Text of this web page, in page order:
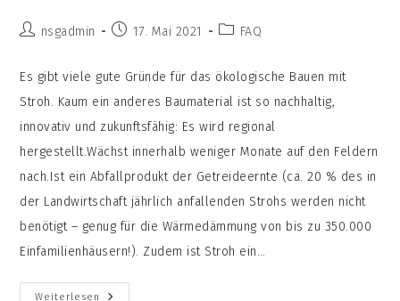
Menschen
Schaffen,
Näher
Beschreiben?
Beitrags-
nsgadmin
Beitrag17. Mai 2021
Beitrags-
FAQ
Es gibt viele gute Gründe für das ökologische Bauen mit
Stroh. Kaum ein anderes Baumaterial ist so nachhaltig,
innovativ und zukunftsfähig: Es wird regional
hergestellt.Wächst innerhalb weniger Monate auf den Feldern
nach.Ist ein Abfallprodukt der Getreideernte (ca. 20 % des in
der Landwirtschaft jährlich anfallenden Strohs werden nicht
benötigt – genug für die Wärmedämmung von bis zu 350.000
Einfamilienhäusern!). Zudem ist Stroh ein…
Weiterlesen
Warum